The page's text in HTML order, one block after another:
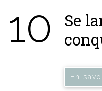
10
Se
En